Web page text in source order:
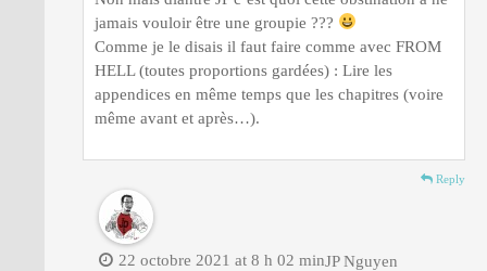
jamais vouloir être une groupie ???
Comme je le disais il faut faire comme avec FROM
HELL (toutes proportions gardées) : Lire les
appendices en même temps que les chapitres (voire
même avant et après…).
Reply
JP Nguyen
22 octobre 2021 at 8 h 02 min